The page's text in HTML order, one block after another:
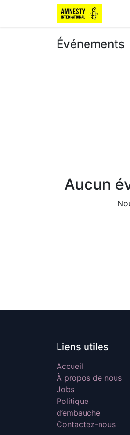
Événements
Aucun
Liens utiles
Accueil
À propos de nous
Jobs
Politique
d’embauche
Contactez-nous